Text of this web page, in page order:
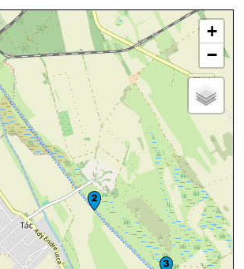
+
−